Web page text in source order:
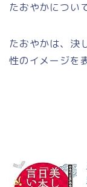
たおやかについ
たおやかは、決
性のイメージを